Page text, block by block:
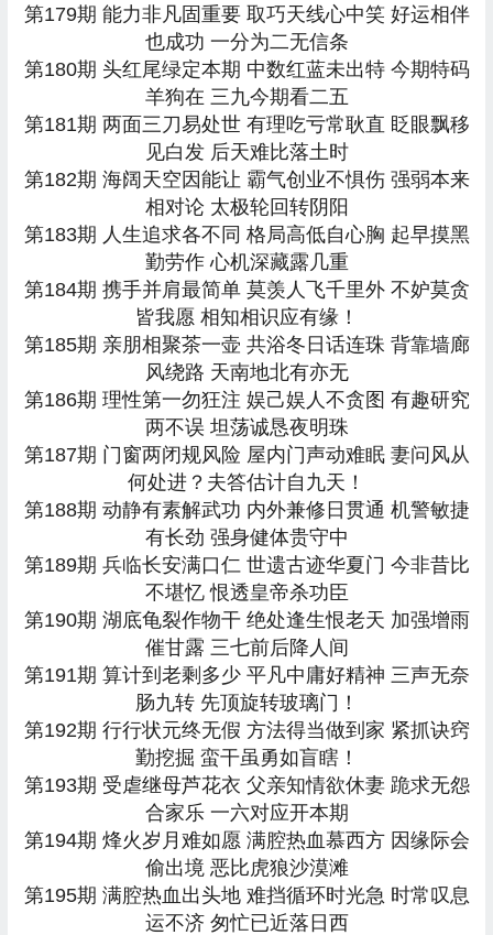
第179期 能力非凡固重要 取巧天线心中笑 好运相伴
也成功 一分为二无信条
第180期 头红尾绿定本期 中数红蓝未出特 今期特码
羊狗在 三九今期看二五
第181期 两面三刀易处世 有理吃亏常耿直 眨眼飘移
见白发 后天难比落土时
第182期 海阔天空因能让 霸气创业不惧伤 强弱本来
相对论 太极轮回转阴阳
第183期 人生追求各不同 格局高低自心胸 起早摸黑
勤劳作 心机深藏露几重
第184期 携手并肩最简单 莫羡人飞千里外 不妒莫贪
皆我愿 相知相识应有缘！
第185期 亲朋相聚茶一壶 共浴冬日话连珠 背靠墙廊
风绕路 天南地北有亦无
第186期 理性第一勿狂注 娱己娱人不贪图 有趣研究
两不误 坦荡诚恳夜明珠
第187期 门窗两闭规风险 屋内门声动难眠 妻问风从
何处进？夫答估计自九天！
第188期 动静有素解武功 内外兼修日贯通 机警敏捷
有长劲 强身健体贵守中
第189期 兵临长安满口仁 世遗古迹华夏门 今非昔比
不堪忆 恨透皇帝杀功臣
第190期 湖底龟裂作物干 绝处逢生恨老天 加强增雨
催甘露 三七前后降人间
第191期 算计到老剩多少 平凡中庸好精神 三声无奈
肠九转 先顶旋转玻璃门！
第192期 行行状元终无假 方法得当做到家 紧抓诀窍
勤挖掘 蛮干虽勇如盲瞎！
第193期 受虐继母芦花衣 父亲知情欲休妻 跪求无怨
合家乐 一六对应开本期
第194期 烽火岁月难如愿 满腔热血慕西方 因缘际会
偷出境 恶比虎狼沙漠滩
第195期 满腔热血出头地 难挡循环时光急 时常叹息
运不济 匆忙已近落日西